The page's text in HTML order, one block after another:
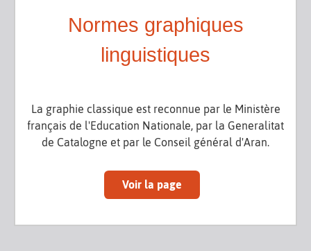
Normes graphiques
linguistiques
La graphie classique est reconnue par le Ministère
français de l'Education Nationale, par la Generalitat
de Catalogne et par le Conseil général d'Aran.
Voir la page